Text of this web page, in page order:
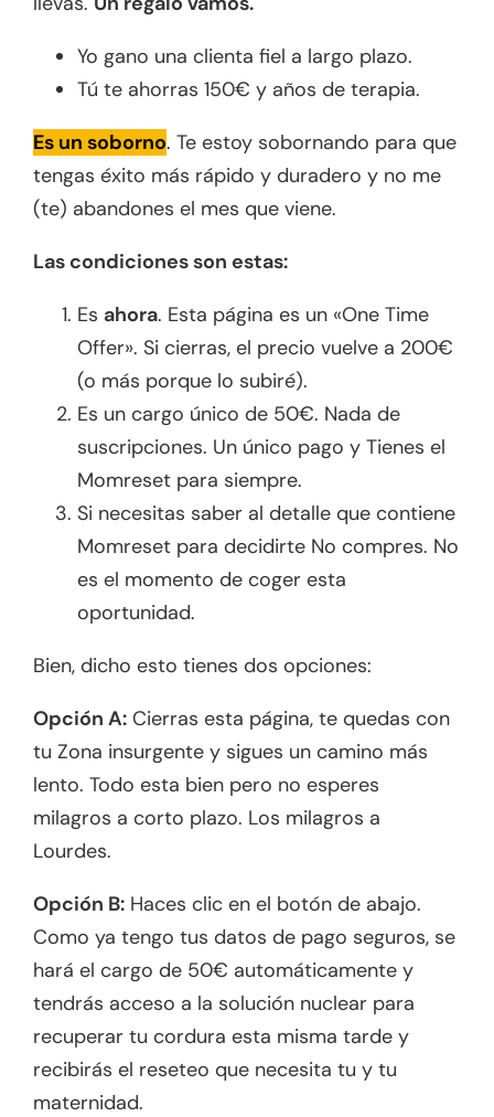
Yo gano una clienta fiel a largo plazo.
Tú te ahorras 150€ y años de terapia.
Es un soborno. Te estoy sobornando para que
tengas éxito más rápido y duradero y no me
(te) abandones el mes que viene.
Las condiciones son estas:
Es ahora. Esta página es un «One Time
Offer». Si cierras, el precio vuelve a 200€
(o más porque lo subiré).
Es un cargo único de 50€. Nada de
suscripciones. Un único pago y Tienes el
Momreset para siempre.
Si necesitas saber al detalle que contiene
Momreset para decidirte No compres. No
es el momento de coger esta
oportunidad.
Bien, dicho esto tienes dos opciones:
Opción A: Cierras esta página, te quedas con
tu Zona insurgente y sigues un camino más
lento. Todo esta bien pero no esperes
milagros a corto plazo. Los milagros a
Lourdes.
Opción B: Haces clic en el botón de abajo.
Como ya tengo tus datos de pago seguros, se
hará el cargo de 50€ automáticamente y
tendrás acceso a la solución nuclear para
recuperar tu cordura esta misma tarde y
recibirás el reseteo que necesita tu y tu
maternidad.